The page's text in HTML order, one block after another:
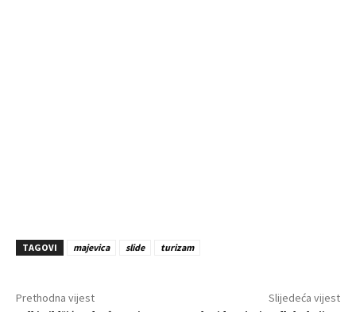
TAGOVI majevica slide turizam
Prethodna vijest Slijedeća vijest